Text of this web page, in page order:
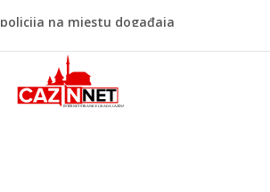
Ovo je 24-godišnji mladić koji je izgubio
Na Ahiret preselio LJUBIJANKIĆ (Hasan)
Na Ahiret preselio HALILOVIĆ (Smajil)